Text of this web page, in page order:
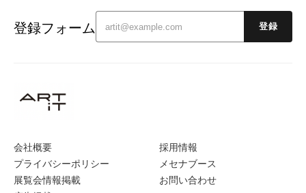
会社概要
プライバシーポリシー
展覧会情報掲載
採用情報
メセナブース
お問い合わせ
登録フォーム 登録